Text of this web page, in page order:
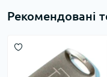
Рекомендовані